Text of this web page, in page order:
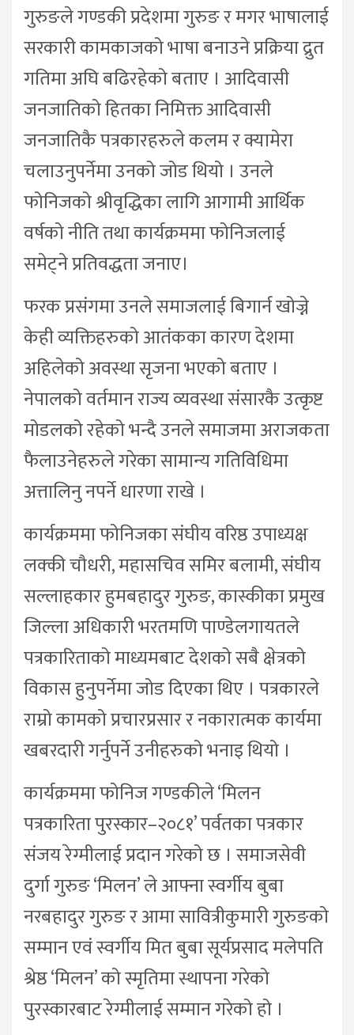
गुरुङले गण्डकी प्रदेशमा गुरुङ र मगर भाषालाई
सरकारी कामकाजको भाषा बनाउने प्रक्रिया द्रुत
गतिमा अघि बढिरहेको बताए । आदिवासी
जनजातिको हितका निमिक्त आदिवासी
जनजातिकै पत्रकारहरुले कलम र क्यामेरा
चलाउनुपर्नेमा उनको जोड थियो । उनले
फोनिजको श्रीवृद्धिका लागि आगामी आर्थिक
वर्षको नीति तथा कार्यक्रममा फोनिजलाई
समेट्ने प्रतिवद्धता जनाए।
फरक प्रसंगमा उनले समाजलाई बिगार्न खोज्ने
केही व्यक्तिहरुको आतंकका कारण देशमा
अहिलेको अवस्था सृजना भएको बताए ।
नेपालको वर्तमान राज्य व्यवस्था संसारकै उत्कृष्ट
मोडलको रहेको भन्दै उनले समाजमा अराजकता
फैलाउनेहरुले गरेका सामान्य गतिविधिमा
अत्तालिनु नपर्ने धारणा राखे ।
कार्यक्रममा फोनिजका संघीय वरिष्ठ उपाध्यक्ष
लक्की चौधरी, महासचिव समिर बलामी, संघीय
सल्लाहकार हुमबहादुर गुरुङ, कास्कीका प्रमुख
जिल्ला अधिकारी भरतमणि पाण्डेलगायतले
पत्रकारिताको माध्यमबाट देशको सबै क्षेत्रको
विकास हुनुपर्नेमा जोड दिएका थिए । पत्रकारले
राम्रो कामको प्रचारप्रसार र नकारात्मक कार्यमा
खबरदारी गर्नुपर्ने उनीहरुको भनाइ थियो ।
कार्यक्रममा फोनिज गण्डकीले ‘मिलन
पत्रकारिता पुरस्कार–२०८१’ पर्वतका पत्रकार
संजय रेग्मीलाई प्रदान गरेको छ । समाजसेवी
दुर्गा गुरुङ ‘मिलन’ ले आफ्ना स्वर्गीय बुबा
नरबहादुर गुरुङ र आमा सावित्रीकुमारी गुरुङको
सम्मान एवं स्वर्गीय मित बुबा सूर्यप्रसाद मलेपति
श्रेष्ठ ‘मिलन’ को स्मृतिमा स्थापना गरेको
पुरस्कारबाट रेग्मीलाई सम्मान गरेको हो ।